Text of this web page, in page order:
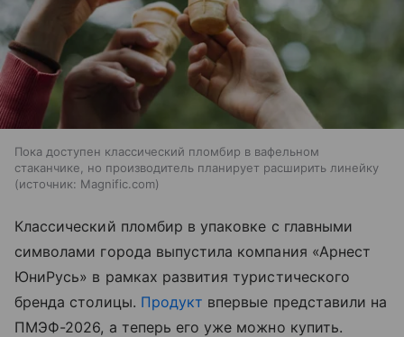
Пока доступен классический пломбир в вафельном
стаканчике, но производитель планирует расширить линейку
источник: Magnific.com
Классический пломбир в упаковке с главными
символами города выпустила компания «Арнест
ЮниРусь» в рамках развития туристического
бренда столицы. Продукт впервые представили на
ПМЭФ-2026, а теперь его уже можно купить.